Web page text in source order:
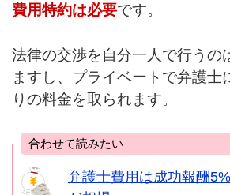
費用特約は必要です。
法律の交渉を自分一人で行うの
ますし、プライベートで弁護士
りの料金を取られます。
合わせて読みたい
弁護士費用は成功報酬